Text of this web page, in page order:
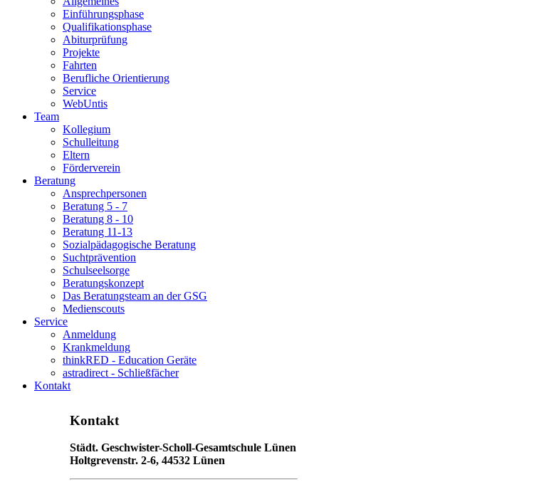
Einführungsphase
Qualifikationsphase
Abiturprüfung
Projekte
Fahrten
Berufliche Orientierung
Service
WebUntis
Team
Kollegium
Schulleitung
Eltern
Förderverein
Beratung
Ansprechpersonen
Beratung 5 - 7
Beratung 8 - 10
Beratung 11-13
Sozialpädagogische Beratung
Suchtprävention
Schulseelsorge
Beratungskonzept
Das Beratungsteam an der GSG
Medienscouts
Service
Anmeldung
Krankmeldung
thinkRED - Education Geräte
astradirect - Schließfächer
Kontakt
Kontakt
Städt. Geschwister-Scholl-Gesamtschule Lünen
Holtgrevenstr. 2-6, 44532 Lünen